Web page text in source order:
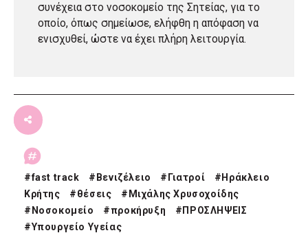
συνέχεια στο νοσοκομείο της Σητείας, για το
οποίο, όπως σημείωσε, ελήφθη η απόφαση να
ενισχυθεί, ώστε να έχει πλήρη λειτουργία.
#fast track # Βενιζέλειο # Γιατροί # Ηράκλειο
Κρήτης
#θέσεις # Μιχάλης Χρυσοχοίδης
# Νοσοκομείο #προκήρυξη # ΠΡΟΣΛΗΨΕΙΣ
#Υπουργείο Υγείας